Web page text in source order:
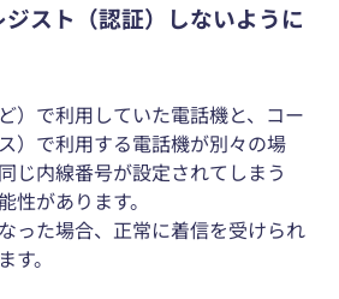
スト（認証）しないように
）で利用していた電話機と、コー
）で利用する電話機が別々の場
じ内線番号が設定されてしまう
性があります。
った場合、正常に着信を受けられ
。